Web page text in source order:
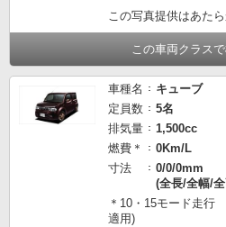
この写真提供はあた
この車両クラス
車種名
キューブ
定員数
5名
排気量
1,500cc
燃費＊
0Km/L
寸法
0/0/0mm
(全長/全幅/
＊10・15モード走行
適用)